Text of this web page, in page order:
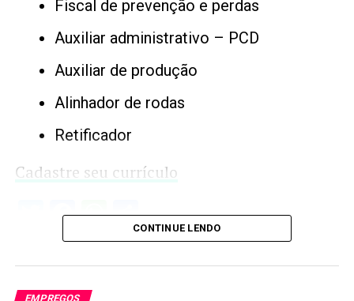
Fiscal de prevenção e perdas
Auxiliar administrativo – PCD
Auxiliar de produção
Alinhador de rodas
Retificador
Cadastre seu currículo
Twitter
Facebook
WhatsApp
Share
CONTINUE LENDO
EMPREGOS